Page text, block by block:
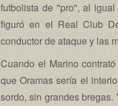
futbolista de "pro", al
figuró en el Real Club
conductor de ataque y las
Cuando el Marino
que Oramas sería el
sordo, sin grandes